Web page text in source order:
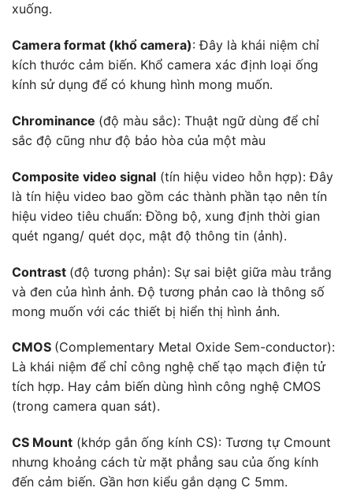
xuống.
Camera format (khổ camera): Đây là khái niệm chỉ
kích thước cảm biến. Khổ camera xác định loại ống
kính sử dụng để có khung hình mong muốn.
Chrominance (độ màu sắc): Thuật ngữ dùng để chỉ
sắc độ cũng như độ bảo hòa của một màu
Composite video signal (tín hiệu video hỗn hợp): Đây
là tín hiệu video bao gồm các thành phần tạo nên tín
hiệu video tiêu chuẩn: Đồng bộ, xung định thời gian
quét ngang/ quét dọc, mật độ thông tin (ảnh).
Contrast (độ tương phản): Sự sai biệt giữa màu trắng
và đen của hình ảnh. Độ tương phản cao là thông số
mong muốn với các thiết bị hiển thị hình ảnh.
CMOS (Complementary Metal Oxide Sem-conductor):
Là khái niệm để chỉ công nghệ chế tạo mạch điện tử
tích hợp. Hay cảm biến dùng hình công nghệ CMOS
(trong camera quan sát).
CS Mount (khớp gắn ống kính CS): Tương tự Cmount
nhưng khoảng cách từ mặt phẳng sau của ống kính
đến cảm biến. Gần hơn kiểu gắn dạng C 5mm.